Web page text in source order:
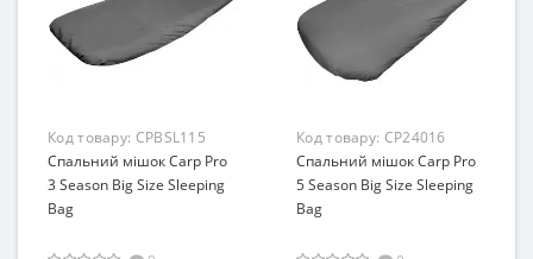
Код товару: CPBSL115
Спальний мішок Carp Pro
3 Season Big Size Sleeping
Bag
Код товару: CP24016
Спальний мішок Carp Pro
5 Season Big Size Sleeping
Bag